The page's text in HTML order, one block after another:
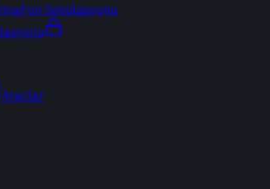
Fon Simülasyonu
Araçlar